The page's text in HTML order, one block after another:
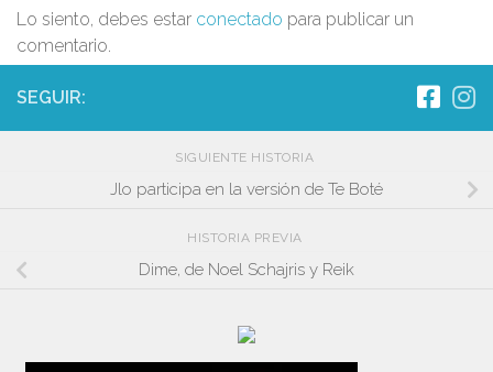
Lo siento, debes estar conectado para publicar un
comentario.
SEGUIR:
SIGUIENTE HISTORIA
Jlo participa en la versión de Te Boté
HISTORIA PREVIA
Dime, de Noel Schajris y Reik